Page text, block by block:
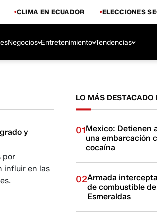
CLIMA EN ECUADOR ELECCIONES
Negocios Entretenimiento Tendencias
y
por
influir en las
LO MÁS DESTACADO
01Mexico: Detienen
una embarcación
cocaína
02Armada
de combustible
Esmeraldas